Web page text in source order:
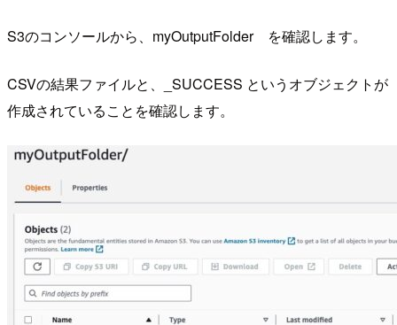
S3のコンソールから、myOutputFolder を確認します。
CSVの結果ファイルと、_SUCCESS というオブジェクトが
作成されていることを確認します。